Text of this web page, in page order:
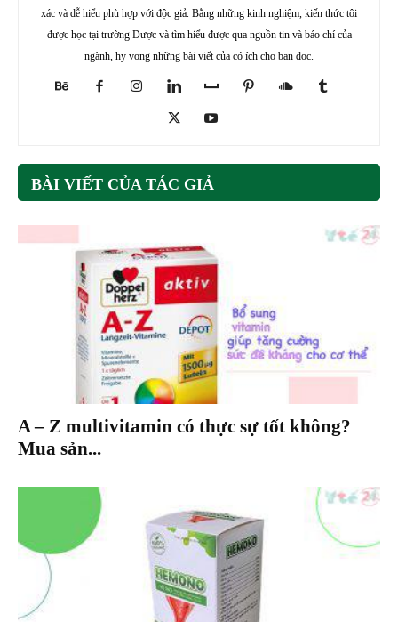
xác và dễ hiểu phù hợp với độc giả. Bằng những kinh nghiệm, kiến thức tôi
được học tại trường Dược và tìm hiểu được qua nguồn tin và báo chí của
ngành, hy vọng những bài viết của có ích cho bạn đọc.
BÀI VIẾT CỦA TÁC GIẢ
A – Z multivitamin có thực sự tốt không?
Mua sản...